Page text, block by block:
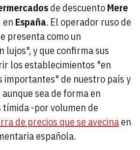
de descuentoMere
en España. El operador ruso de
presenta como un
lujos", y que confirma sus
los establecimientos "en
importantes" de nuestro país y
sea de forma en
tímida -por volumen de
de precios que se avecinaen
española.